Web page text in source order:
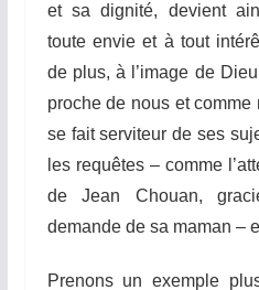
et sa dignité, devient
toute envie et à tout
de plus, à l’image de
proche de nous et
se fait serviteur de ses
les requêtes – comme
de Jean Chouan,
demande de sa maman –
Prenons un exemple